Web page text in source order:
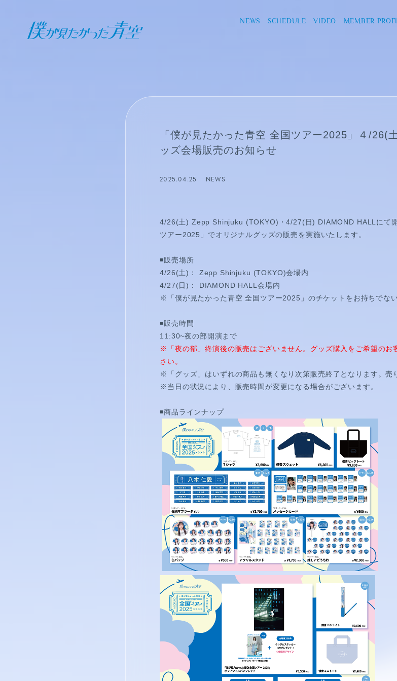
NEWS SCHEDULE VIDEO MEMBER
動画/短編動画 SHORT MOVIE
僕青相性診断 GAME
直感！推し探し SPECIAL
「僕が見たかった青空 全国ツアー2025」４/26(
ッズ会場販売のお知らせ
2025.04.25 NEWS
4/26(土) Zepp Shinjuku (TOKYO)・4/27(日) DIAMOND HALLにて
ツアー2025」でオリジナルグッズの販売を実施いたします。
◾️販売場所
4/26(土)： Zepp Shinjuku (TOKYO)会場内
4/27(日)： DIAMOND HALL会場内
※「僕が見たかった青空 全国ツアー2025」のチケットをお持ちでな
◾️販売時間
11:30~夜の部開演まで
※「夜の部」終演後の販売はございません。グッズ購入をご希望のお
さい。
※「グッズ」はいずれの商品も無くなり次第販売終了となります。売
※当日の状況により、販売時間が変更になる場合がございます。
◾️商品ラインナップ